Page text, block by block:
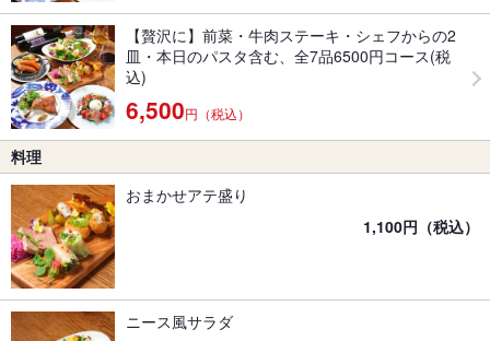
【贅沢に】前菜・牛肉ステーキ・シェフからの2
皿・本日のパスタ含む、全7品6500円コース(税
込)
6,500円（税込）
料理
おまかせアテ盛り
1,100円（税込）
ニース風サラダ